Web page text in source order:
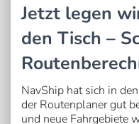
Jetzt legen
den Tisch –
NavShip hat sich in
der Routenplaner gut
und neue Fahrgebiete